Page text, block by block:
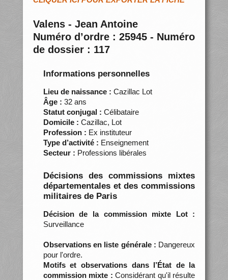
Valens - Jean Antoine
Numéro d’ordre : 25945 - Numéro
de dossier : 117
Informations personnelles
Lieu de naissance : Cazillac Lot
Âge : 32 ans
Statut conjugal : Célibataire
Domicile : Cazillac, Lot
Profession : Ex instituteur
Type d’activité : Enseignement
Secteur : Professions libérales
Décisions des commissions mixtes
départementales et des commissions
militaires de Paris
Décision de la commission mixte Lot :
Surveillance
Observations en liste générale : Dangereux
pour l'ordre.
Motifs et observations dans l’État de la
commission mixte : Considérant qu'il résulte